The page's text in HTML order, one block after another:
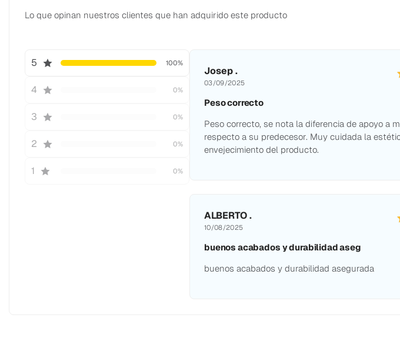
Lo que opinan nuestros clientes que han adquirido este producto
5 100%
4 0%
3 0%
2 0%
1 0%
Josep .
03/09/2025
Peso correcto
Peso correcto, se nota la diferencia de apoyo a
respecto a su predecesor. Muy cuidada la
envejecimiento del producto.
ALBERTO .
10/08/2025
buenos acabados y durabilidad aseg
buenos acabados y durabilidad asegurada